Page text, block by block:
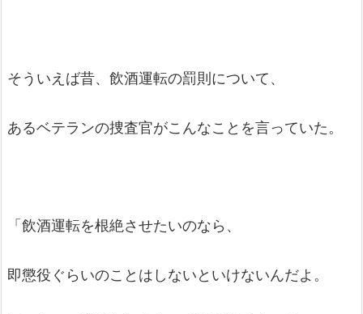
そういえば昔、飲酒運転の罰則について、
あるベテランの捜査官がこんなことを言っていた。
「飲酒運転を根絶させたいのなら、
即懲役ぐらいのことはしないといけないんだよ。